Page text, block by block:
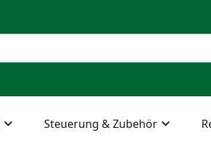
Steuerung & Zubehör